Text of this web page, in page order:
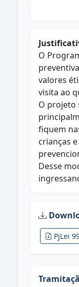
O
valores
visita ao
O projeto
fiquem
crianças
Desse
PjLei